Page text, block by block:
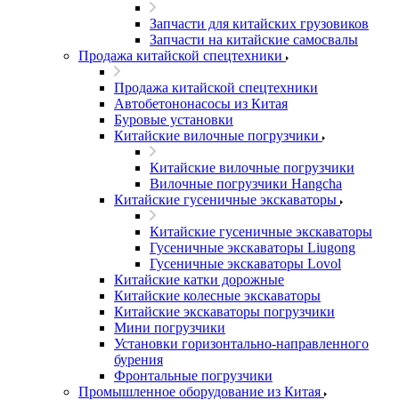
Запчасти для китайских грузовиков
Запчасти на китайские самосвалы
Продажа китайской спецтехники
Продажа китайской спецтехники
Автобетононасосы из Китая
Буровые установки
Китайские вилочные погрузчики
Китайские вилочные погрузчики
Вилочные погрузчики Hangcha
Китайские гусеничные экскаваторы
Китайские гусеничные экскаваторы
Гусеничные экскаваторы Liugong
Гусеничные экскаваторы Lovol
Китайские катки дорожные
Китайские колесные экскаваторы
Китайские экскаваторы погрузчики
Мини погрузчики
Установки горизонтально-направленного
бурения
Фронтальные погрузчики
Промышленное оборудование из Китая